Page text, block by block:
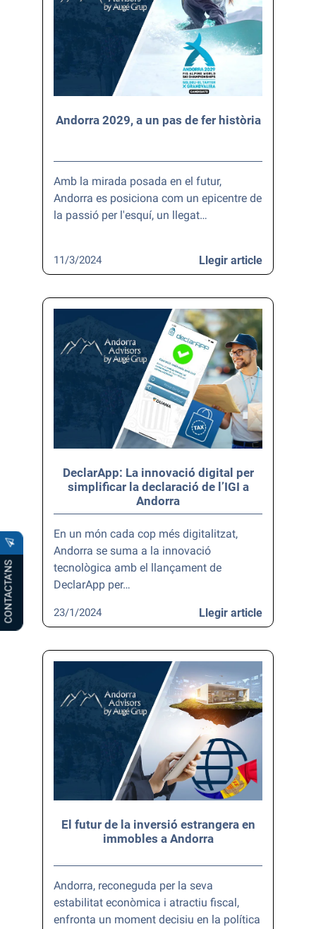
CONTACTA’NS
Andorra 2029, a un pas de fer història
Amb la mirada posada en el futur,
Andorra es posiciona com un epicentre de
la passió per l'esquí, un llegat…
Llegir article
11/3/2024
DeclarApp: La innovació digital per
simplificar la declaració de l’IGI a
Andorra
En un món cada cop més digitalitzat,
Andorra se suma a la innovació
tecnològica amb el llançament de
DeclarApp per…
Llegir article
23/1/2024
El futur de la inversió estrangera en
immobles a Andorra
Andorra, reconeguda per la seva
estabilitat econòmica i atractiu fiscal,
enfronta un moment decisiu en la política